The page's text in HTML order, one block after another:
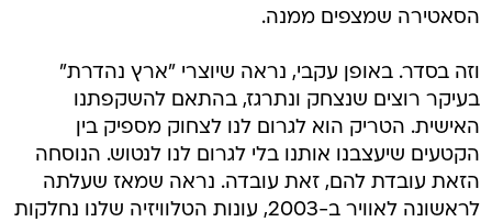
הסאטירה שמצפים ממנה.
וזה בסדר. באופן עקבי, נראה שיוצרי "ארץ נהדרת"
בעיקר רוצים שנצחק ונתרגז, בהתאם להשקפתנו
האישית. הטריק הוא לגרום לנו לצחוק מספיק בין
הקטעים שיעצבנו אותנו בלי לגרום לנו לנטוש. הנוסחה
הזאת עובדת להם, זאת עובדה. נראה שמאז שעלתה
לראשונה לאוויר ב-2003, עונות הטלוויזיה שלנו נחלקות